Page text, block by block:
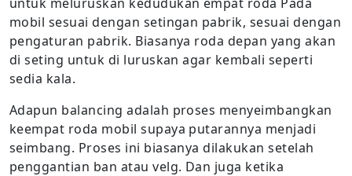
mobil sesuai dengan setingan pabrik, sesuai dengan
pengaturan pabrik. Biasanya roda depan yang akan
di seting untuk di luruskan agar kembali seperti
sedia kala.
Adapun balancing adalah proses menyeimbangkan
keempat roda mobil supaya putarannya menjadi
seimbang. Proses ini biasanya dilakukan setelah
penggantian ban atau velg. Dan juga ketika